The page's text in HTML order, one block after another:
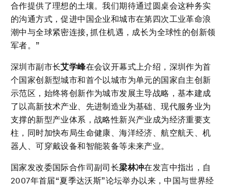
合作提供了理想的土壤。我们期待通过圆桌会这种务实
的沟通方式，促进中国企业和城市在第四次工业革命浪
潮中与全球紧密连接, 抓住机遇，成长为全球性的创新领
军者。”
深圳市副市长艾学峰在会议开幕式上介绍，深圳作为首
个国家创新型城市和首个以城市为单元的国家自主创新
示范区，始终将创新作为城市发展主导战略，基本建成
了以高新技术产业、先进制造业为基础、现代服务业为
支撑的新型产业体系，战略性新兴产业成为经济重要支
柱，同时加快布局生命健康、海洋经济、航空航天、机
器人、可穿戴设备和智能装备等未来产业。
国家发改委国际合作司副司长梁林冲在发言中指出，自
2007年首届“夏季达沃斯”论坛举办以来，中国与世界经